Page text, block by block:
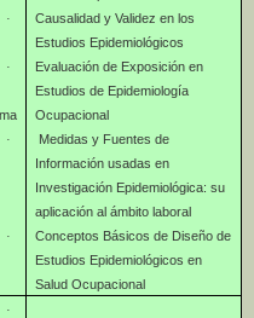
·
Causalidad y Validez en los
Estudios Epidemiológicos
·
Evaluación de Exposición en
Estudios de Epidemiología
Ocupacional
·
Medidas y Fuentes de
Información usadas en
Investigación Epidemiológica: su
aplicación al ámbito laboral
·
Conceptos Básicos de Diseño de
Estudios Epidemiológicos en
Salud Ocupacional
·